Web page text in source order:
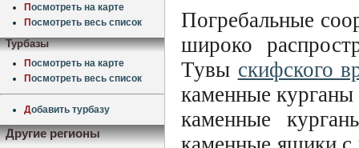
Посмотреть на карте
Посмотреть весь список
Турбазы
Посмотреть на карте
Посмотреть весь список
Добавить турбазу
Другие регионы
Погребальные
широко
Тувы скифского
каменные
каменные